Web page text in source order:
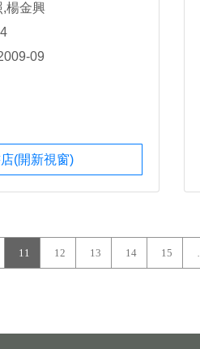
,楊金興
09
(開新視窗)
11 12 13 14 15